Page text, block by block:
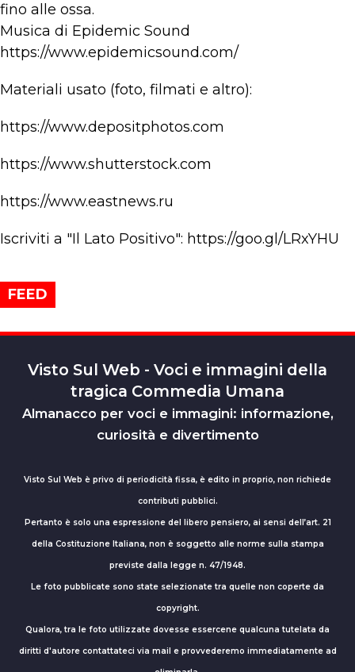
fino alle ossa.
Musica di Epidemic Sound
https://www.epidemicsound.com/
Materiali usato (foto, filmati e altro):
https://www.depositphotos.com
https://www.shutterstock.com
https://www.eastnews.ru
Iscriviti a "Il Lato Positivo": https://goo.gl/LRxYHU
FEED
Visto Sul Web - Voci e immagini della
tragica Commedia Umana
Almanacco per voci e immagini: informazione,
curiosità e divertimento
Visto Sul Web è privo di periodicità fissa, è edito in proprio, non richiede
contributi pubblici.
Pertanto è solo una espressione del libero pensiero, ai sensi dell’art. 21
della Costituzione Italiana, non è soggetto alle norme sulla stampa
previste dalla legge n. 47/1948.
Le foto pubblicate sono state selezionate tra quelle non coperte da
copyright.
Qualora, tra le foto utilizzate dovesse essercene qualcuna tutelata da
diritti d'autore contattateci via mail e provvederemo immediatamente ad